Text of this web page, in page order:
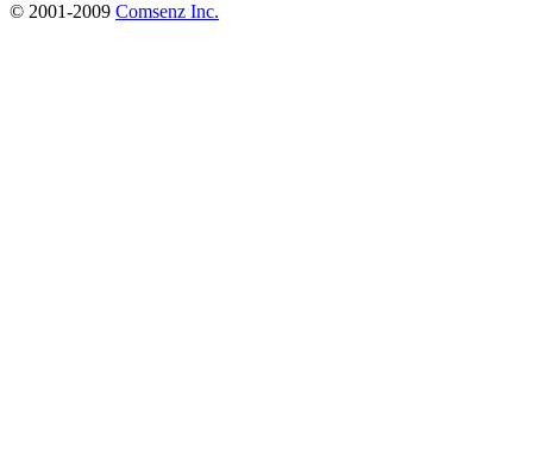
© 2001-2009 Comsenz Inc.